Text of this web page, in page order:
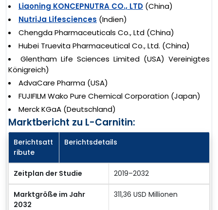
Liaoning KONCEPNUTRA CO., LTD (China)
NutriJa Lifesciences (Indien)
Chengda Pharmaceuticals Co., Ltd (China)
Hubei Truevita Pharmaceutical Co., Ltd. (China)
Glentham Life Sciences Limited (USA) Vereinigtes
Königreich)
AdvaCare Pharma (USA)
FUJIFILM Wako Pure Chemical Corporation (Japan)
Merck KGaA (Deutschland)
Marktbericht zu L-Carnitin:
Berichtsatt
ribute
Berichtsdetails
Zeitplan der Studie 2019–2032
Marktgröße im Jahr
2032
311,36 USD Millionen